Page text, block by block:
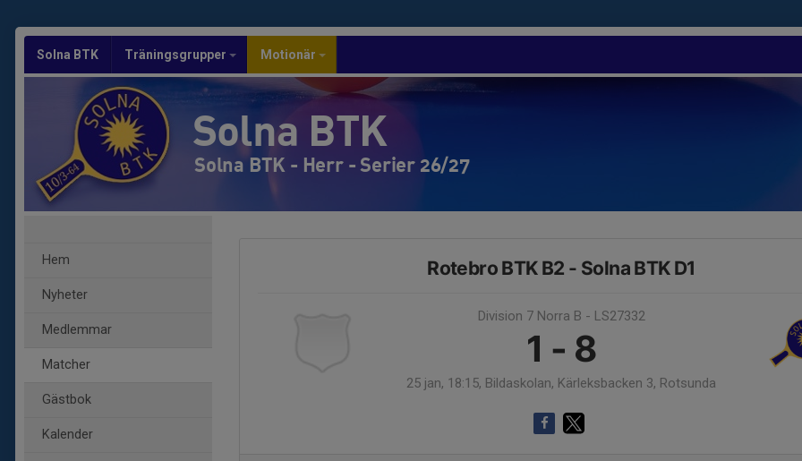
Solna BTK Träningsgrupper Motionär
Solna BTK
Solna BTK - Herr - Serier 26/27
Hem
Nyheter
Medlemmar
Matcher
Gästbok
Kalender
Rotebro BTK B2 - Solna BTK D1
Division 7 Norra B - LS27332
1 - 8
25 jan, 18:15, Bildaskolan, Kärleksbacken 3, Rotsunda